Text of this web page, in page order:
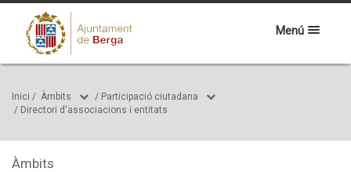
Menú
Inici / Àmbits / Participació ciutadana
/ Directori d'associacions i entitats
Àmbits